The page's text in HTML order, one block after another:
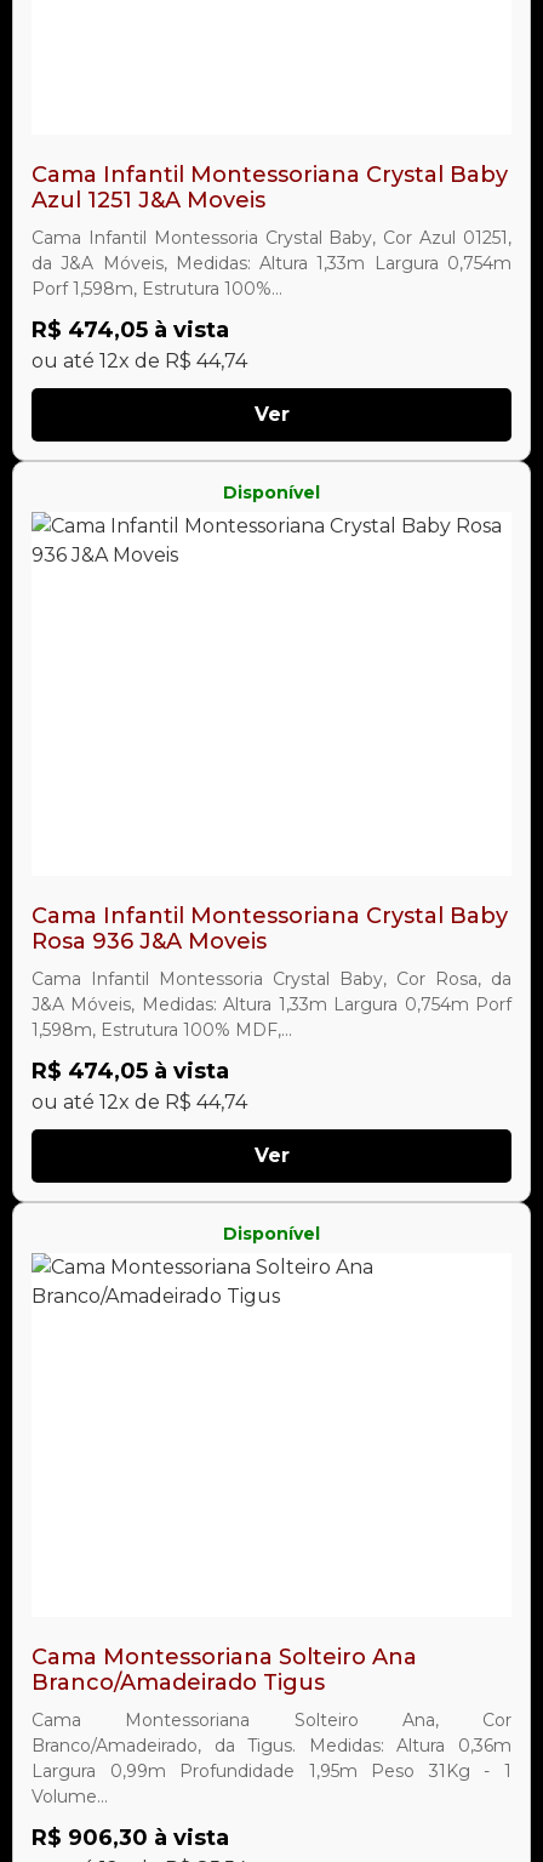
Cama Infantil Montessoriana Crystal Baby
Azul 1251 J&A Moveis
Cama Infantil Montessoria Crystal Baby, Cor Azul 01251,
da J&A Móveis, Medidas: Altura 1,33m Largura 0,754m
Porf 1,598m, Estrutura 100%...
R$ 474,05 à vista
ou até 12x de R$ 44,74
Ver
Disponível
Cama Infantil Montessoriana Crystal Baby
Rosa 936 J&A Moveis
Cama Infantil Montessoria Crystal Baby, Cor Rosa, da
J&A Móveis, Medidas: Altura 1,33m Largura 0,754m Porf
1,598m, Estrutura 100% MDF,...
R$ 474,05 à vista
ou até 12x de R$ 44,74
Ver
Disponível
Cama Montessoriana Solteiro Ana
Branco/Amadeirado Tigus
Cama Montessoriana Solteiro Ana, Cor
Branco/Amadeirado, da Tigus. Medidas: Altura 0,36m
Largura 0,99m Profundidade 1,95m Peso 31Kg - 1
Volume...
R$ 906,30 à vista